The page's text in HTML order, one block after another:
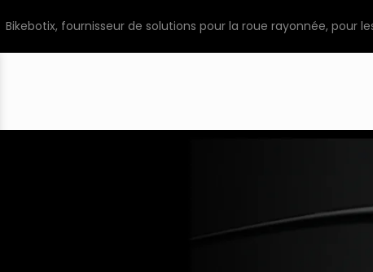
Bikebotix, fournisseur de solutions pour la roue rayonnée, pour